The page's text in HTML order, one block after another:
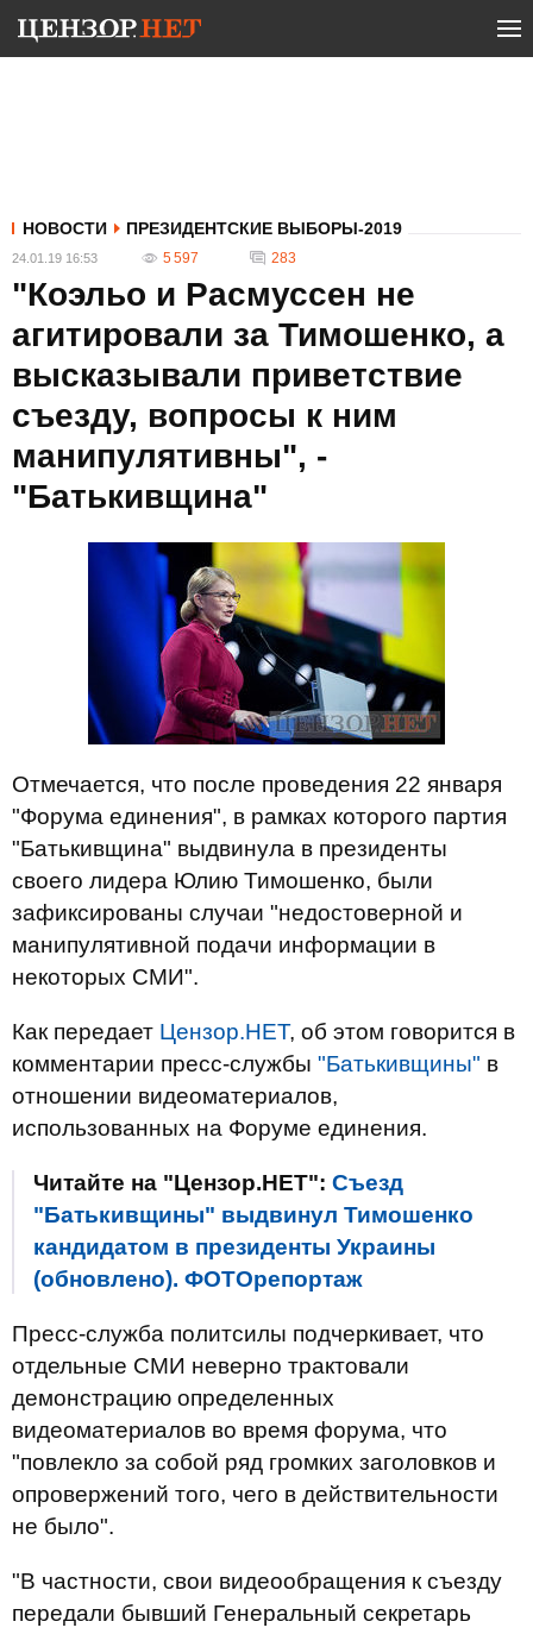
НОВОСТИ ПРЕЗИДЕНТСКИЕ ВЫБОРЫ-2019
24.01.19 16:53 5 597 283
"Коэльо и Расмуссен не
агитировали за Тимошенко, а
высказывали приветствие
съезду, вопросы к ним
манипулятивны", -
"Батькивщина"
Отмечается, что после проведения 22 января
"Форума единения", в рамках которого партия
"Батькивщина" выдвинула в президенты
своего лидера Юлию Тимошенко, были
зафиксированы случаи "недостоверной и
манипулятивной подачи информации в
некоторых СМИ".
Как передает Цензор.НЕТ, об этом говорится в
комментарии пресс-службы "Батькивщины" в
отношении видеоматериалов,
использованных на Форуме единения.
Читайте на "Цензор.НЕТ": Съезд
"Батькивщины" выдвинул Тимошенко
кандидатом в президенты Украины
(обновлено). ФОТОрепортаж
Пресс-служба политсилы подчеркивает, что
отдельные СМИ неверно трактовали
демонстрацию определенных
видеоматериалов во время форума, что
"повлекло за собой ряд громких заголовков и
опровержений того, чего в действительности
не было".
"В частности, свои видеообращения к съезду
передали бывший Генеральный секретарь